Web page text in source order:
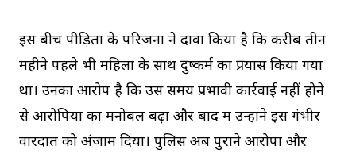
इस बीच पीड़िता के परिजनों ने दावा किया है कि करीब तीन
महीने पहले भी महिला के साथ दुष्कर्म का प्रयास किया गया
था। उनका आरोप है कि उस समय प्रभावी कार्रवाई नहीं होने
से आरोपियों का मनोबल बढ़ा और बाद में उन्होंने इस गंभीर
वारदात को अंजाम दिया। पुलिस अब पुराने आरोपों और